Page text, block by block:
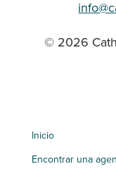
© 2026
Inicio
Encontrar una